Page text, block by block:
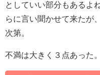
としていい部分もあるよ
らに言い聞かせて来たが、
次第。
不満は大きく３点あった。